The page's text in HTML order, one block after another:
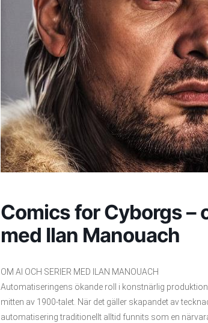
Comics for Cyborgs –
med Ilan Manouach
OM AI OCH SERIER MED ILAN MANOUACH
Automatiseringens ökande roll i konstnärlig
mitten av 1900-talet. När det gäller skapandet av
automatisering traditionellt alltid funnits som en